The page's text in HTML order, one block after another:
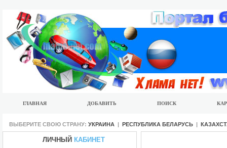
ГЛАВНАЯ ДОБАВИТЬ ПОИСК
ВЫБЕРИТЕ СВОЮ СТРАНУ: УКРАИНА | РЕСПУБЛИКА БЕЛАРУСЬ |
ЛИЧНЫЙ КАБИНЕТ